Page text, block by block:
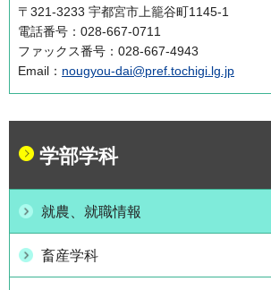
〒321-3233 宇都宮市上籠谷町1145-1
電話番号：028-667-0711
ファックス番号：028-667-4943
Email： nougyou-dai@pref.tochigi.lg.jp
学部学科
就農、就職情報
畜産学科